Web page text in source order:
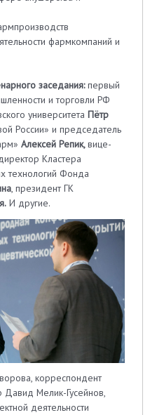
фармкомпаний и
заседания:первый
и торговли РФ
университета Пётр
России» и председатель
Алексей Репик,вице-
Кластера
технологий Фонда
, президент ГК
И другие.
корреспондент
Давид Мелик-Гусейнов,
деятельности